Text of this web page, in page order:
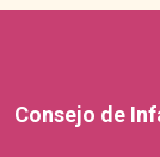
Consejo de